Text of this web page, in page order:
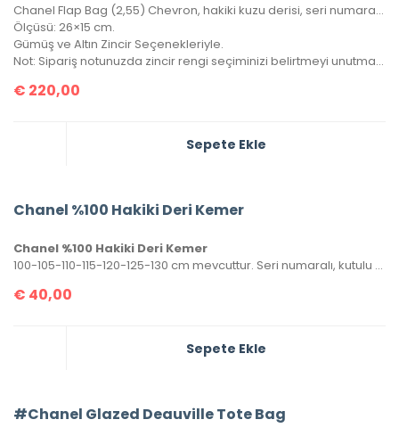
Chanel Flap Bag (2,55) Chevron, hakiki kuzu derisi, seri numaralı, kutulu, toz torbalı, sertifikalı.
Ölçüsü: 26×15 cm.
Gümüş ve Altın Zincir Seçenekleriyle.
Not: Sipariş notunuzda zincir rengi seçiminizi belirtmeyi unutmayınız!
€ 220,00
Sepete Ekle
Chanel %100 Hakiki Deri Kemer
Chanel %100 Hakiki Deri Kemer
100-105-110-115-120-125-130 cm mevcuttur. Seri numaralı, kutulu ve sertifikalı olarak gönderilecektir.
€ 40,00
Sepete Ekle
#Chanel Glazed Deauville Tote Bag